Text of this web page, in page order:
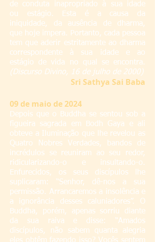
de conduta inapropriado à sua idade
ou estágio. Esta é a causa da
iniquidade, da ausência de dharma,
que hoje impera. Portanto, cada pessoa
tem que aderir estritamente ao dharma
correspondente à sua idade e ao
estágio de vida no qual se encontra.
(Discurso Divino, 16 de julho de 2000)
Sri Sathya Sai Baba
09 de maio de 2024
Depois que o Buddha se sentou sob a
figueira sagrada em Bodh Gaya e ali
obteve a Iluminação que lhe revelou as
Quatro Nobres Verdades, bandos de
incrédulos se reuniram ao seu redor,
ridicularizando-o e insultando-o.
Enfurecidos, os seus discípulos lhe
suplicaram: “Senhor, dê-nos a sua
permissão. Arrancaremos a insolência e
a ignorância desses caluniadores”. O
Buddha, porém, apenas sorriu diante
da sua raiva e disse: “Amados
discípulos, não sabem quanta alegria